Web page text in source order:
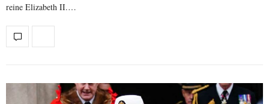
reine Elizabeth II.…